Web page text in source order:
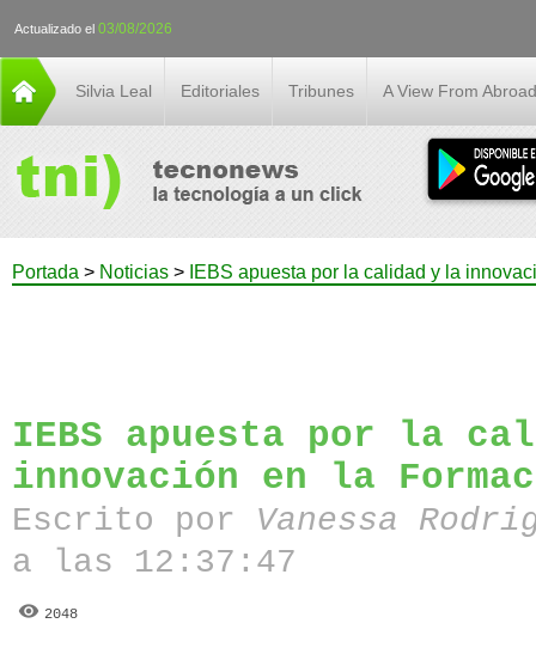
Actualizado el 03/08/2026
Silvia Leal Editoriales Tribunes A View From Abroad
Portada > Noticias > IEBS apuesta por la calidad y la
IEBS apuesta por la
innovación en la
Escrito por Vanessa
a las 12:37:47
2048